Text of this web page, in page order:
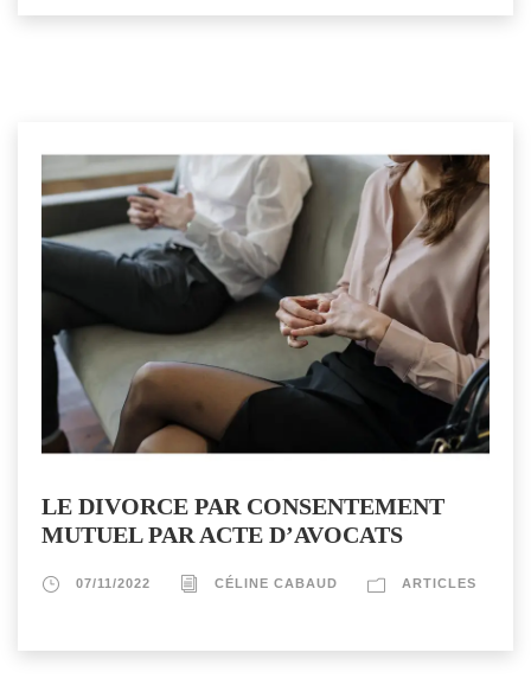
LE DIVORCE PAR CONSENTEMENT
MUTUEL PAR ACTE D’AVOCATS
07/11/2022 CÉLINE CABAUD ARTICLES